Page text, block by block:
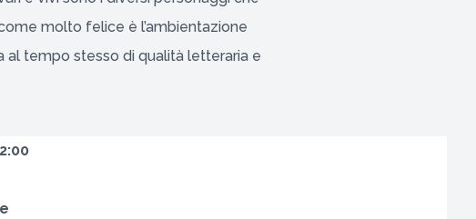
molto felice è l’ambientazione
al tempo stesso di qualità letteraria e